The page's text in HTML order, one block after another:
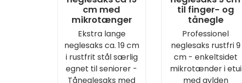
cm med
mikrotænger
Ekstra lange
neglesaks ca. 19 cm
i rustfrit stål særlig
egnet til seniorer -
Tåneglesaks med
til finger- og
tånegle
Professionel
neglesaks rustfri 9
cm - enkeltsidet
mikrotænder i etui
med gylden